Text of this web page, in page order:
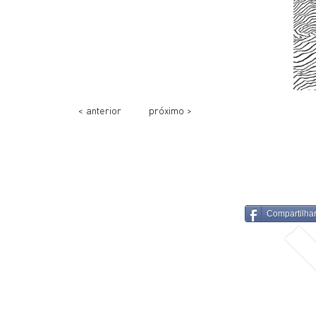
< anterior próximo >
Compartilhar